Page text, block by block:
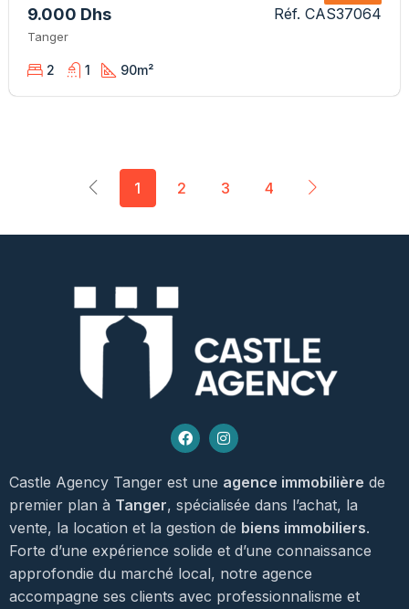
9.000 Dhs Réf. CAS37064
Tanger
2 1 90m²
1 2 3 4
Castle Agency Tanger est une agence immobilière de
premier plan à Tanger, spécialisée dans l’achat, la
vente, la location et la gestion de biens immobiliers.
Forte d’une expérience solide et d’une connaissance
approfondie du marché local, notre agence
accompagne ses clients avec professionnalisme et